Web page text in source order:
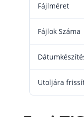
Fájlméret
Fájlok Száma
Utoljára